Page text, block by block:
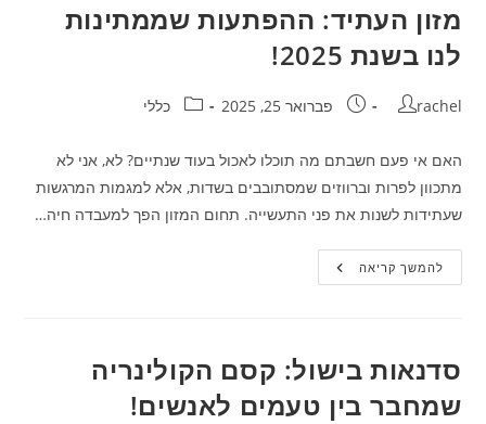
מזון העתיד: ההפתעות שממתינות
לנו בשנת 2025!
מחבר:
rachel פורסם:פברואר 25, 2025 קטגוריה:
כללי
האם אי פעם חשבתם מה תוכלו לאכול בעוד שנתיים? לא, אני לא
מתכוון לפרות וברווזים שמסתובבים בשדות, אלא למגמות המרגשות
שעתידות לשנות את פני התעשייה. תחום המזון הפך למעבדה חיה…
להמשך קריאהמזון
העתיד:
סדנאות בישול: קסם הקולינריה
שמחבר בין טעמים לאנשים!